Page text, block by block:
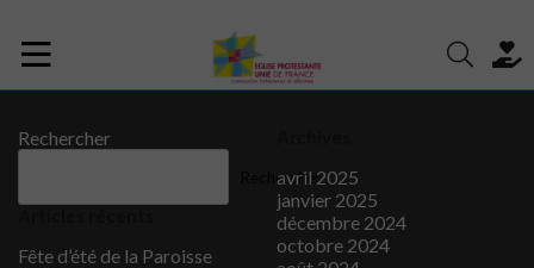
Rechercher
Rechercher
Fête d’été de la Paroisse
avril 2025
janvier 2025
décembre 2024
octobre 2024